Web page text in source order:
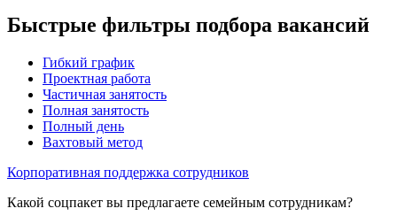
Быстрые фильтры подбора вакансий
Гибкий график
Проектная работа
Частичная занятость
Полная занятость
Полный день
Вахтовый метод
Корпоративная поддержка сотрудников
Какой соцпакет вы предлагаете семейным сотрудникам?